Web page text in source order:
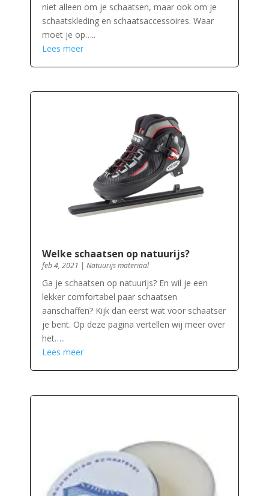
niet alleen om je schaatsen, maar ook om je
schaatskleding en schaatsaccessoires. Waar
moet je op…..
Lees meer
Welke schaatsen op natuurijs?
feb 4, 2021 | Natuurijs materiaal
Ga je schaatsen op natuurijs? En wil je een
lekker comfortabel paar schaatsen
aanschaffen? Kijk dan eerst wat voor schaatser
je bent. Op deze pagina vertellen wij meer over
het…..
Lees meer